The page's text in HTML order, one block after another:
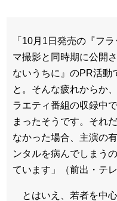
「10月1日発売の『フ
マ撮影と同時期に公開
ないうちに』のPR活動
と。そんな疲れからか
ラエティ番組の収録中
まったそうです。それ
なかった場合、主演の
ンタルを病んでしまう
ています」（前出・テレ
とはいえ、若者を中